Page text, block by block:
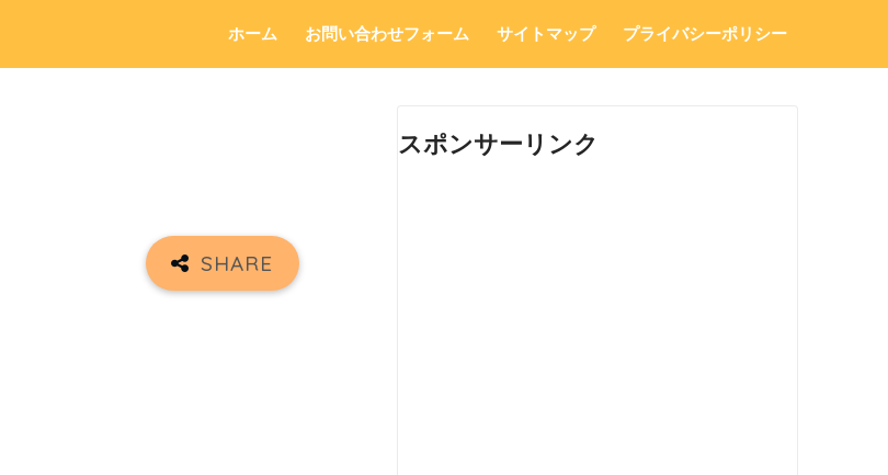
ホーム お問い合わせフォーム サイトマップ プライバシーポリシー
スポンサーリンク